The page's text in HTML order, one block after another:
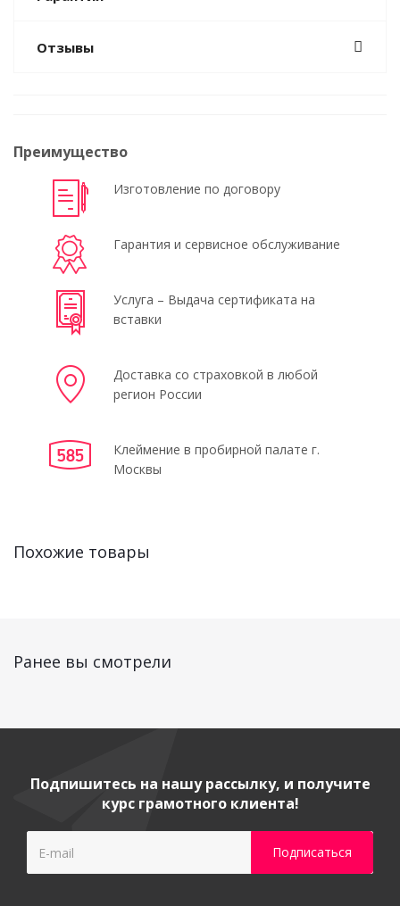
Отзывы
Преимущество
Изготовление по договору
Гарантия и сервисное обслуживание
Услуга – Выдача сертификата на
вставки
Доставка со страховкой в любой
регион России
Клеймение в пробирной палате г.
Москвы
Похожие товары
Ранее вы смотрели
Подпишитесь на нашу рассылку, и получите
курс грамотного клиента!